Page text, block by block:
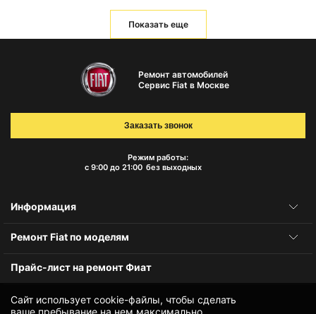
Показать еще
Сайт использует cookie-файлы, чтобы сделать
ваше пребывание на нем максимально
Ремонт автомобилей
Сервис Fiat в Москве
Режим работы:
с 9:00 до 21:00 без выходных
Заказать звонок
Информация
Ремонт Fiat по моделям
Прайс-лист на ремонт Фиат